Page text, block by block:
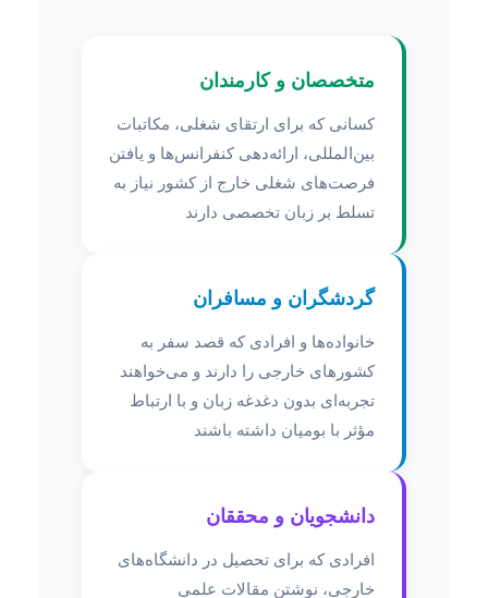
متخصصان و کارمندان
کسانی که برای ارتقای شغلی، مکاتبات
بین‌المللی، ارائه‌دهی کنفرانس‌ها و یافتن
فرصت‌های شغلی خارج از کشور نیاز به
تسلط بر زبان تخصصی دارند
گردشگران و مسافران
خانواده‌ها و افرادی که قصد سفر به
کشورهای خارجی را دارند و می‌خواهند
تجربه‌ای بدون دغدغه زبان و با ارتباط
مؤثر با بومیان داشته باشند
دانشجویان و محققان
افرادی که برای تحصیل در دانشگاه‌های
خارجی، نوشتن مقالات علمی